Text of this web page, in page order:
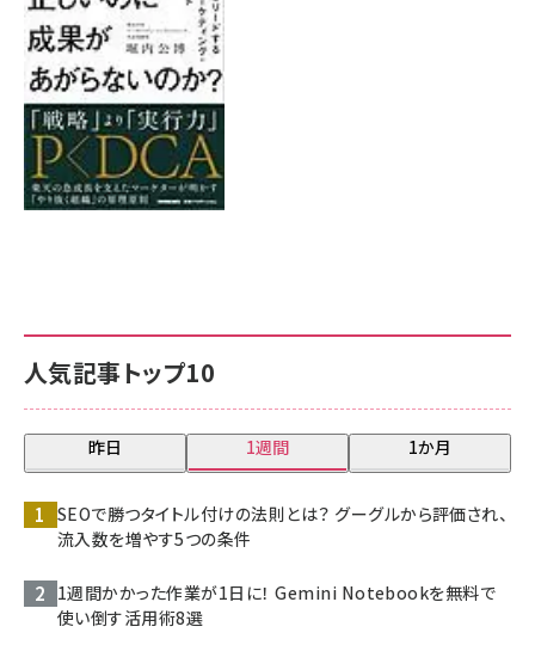
人気記事トップ10
昨日 1週間 1か月
SEOで勝つタイトル付けの法則とは？ グーグルから評価され、
流入数を増やす5つの条件
1週間かかった作業が1日に！ Gemini Notebookを無料で
使い倒す活用術8選
8月7日 10:00